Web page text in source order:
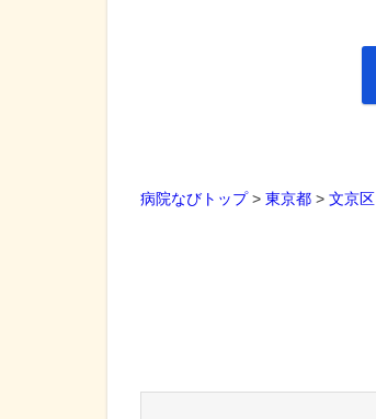
病院なびトップ> 東京都 > 文京区